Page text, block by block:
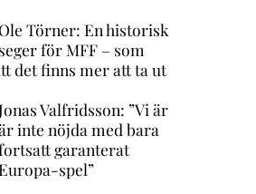
Ole Törner: En historisk
seger för MFF – som
det finns mer att ta ut
Valfridsson: ”Vi är
inte nöjda med bara
garanterat
spel”